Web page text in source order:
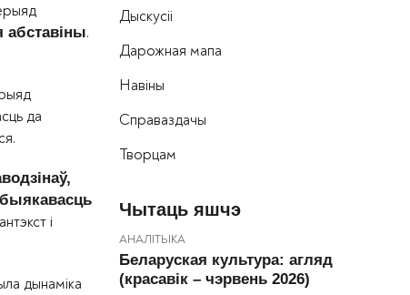
.
да
і
дынаміка
Дыскусіі
Дарожная мапа
Навіны
Справаздачы
Творцам
Чытаць яшчэ
АНАЛІТЫКА
Беларуская культура: агляд
(красавік – чэрвень 2026)